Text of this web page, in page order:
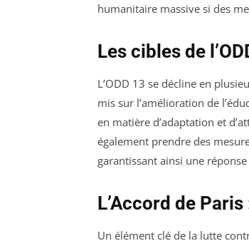
humanitaire massive si des
Les cibles de
L’ODD 13 se décline en
mis sur l’amélioration de
en matière d’adaptation et
également prendre des
garantissant ainsi une
L’Accord de
Un élément clé de la lutte